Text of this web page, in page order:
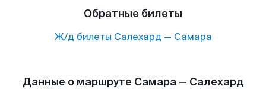
Обратные билеты
Ж/д билеты Салехард — Самара
Данные о маршруте Самара — Салехард